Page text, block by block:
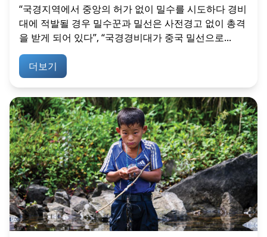
“국경지역에서 중앙의 허가 없이 밀수를 시도하다 경비
대에 적발될 경우 밀수꾼과 밀선은 사전경고 없이 총격
을 받게 되어 있다”, “국경경비대가 중국 밀선으로...
더보기